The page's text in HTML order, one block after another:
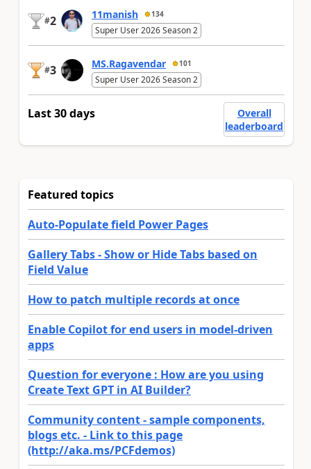
#2 11manish 134
Super User 2026 Season 2
#3 MS.Ragavendar 101
Super User 2026 Season 2
Last 30 days
Overall
leaderboard
Featured topics
Auto-Populate field Power Pages
Gallery Tabs - Show or Hide Tabs based on
Field Value
How to patch multiple records at once
Enable Copilot for end users in model-driven
apps
Question for everyone : How are you using
Create Text GPT in AI Builder?
Community content - sample components,
blogs etc. - Link to this page
(http://aka.ms/PCFdemos)